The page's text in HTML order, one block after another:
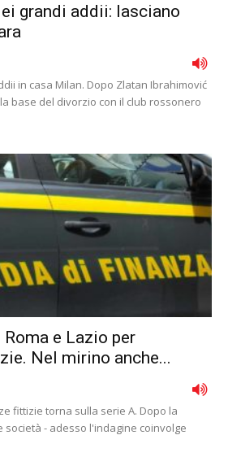
grandi addii: lasciano
in casa Milan. Dopo Zlatan Ibrahimović
base del divorzio con il club rossonero
e Lazio per
Nel mirino anche...
fittizie torna sulla serie A. Dopo la
società - adesso l'indagine coinvolge